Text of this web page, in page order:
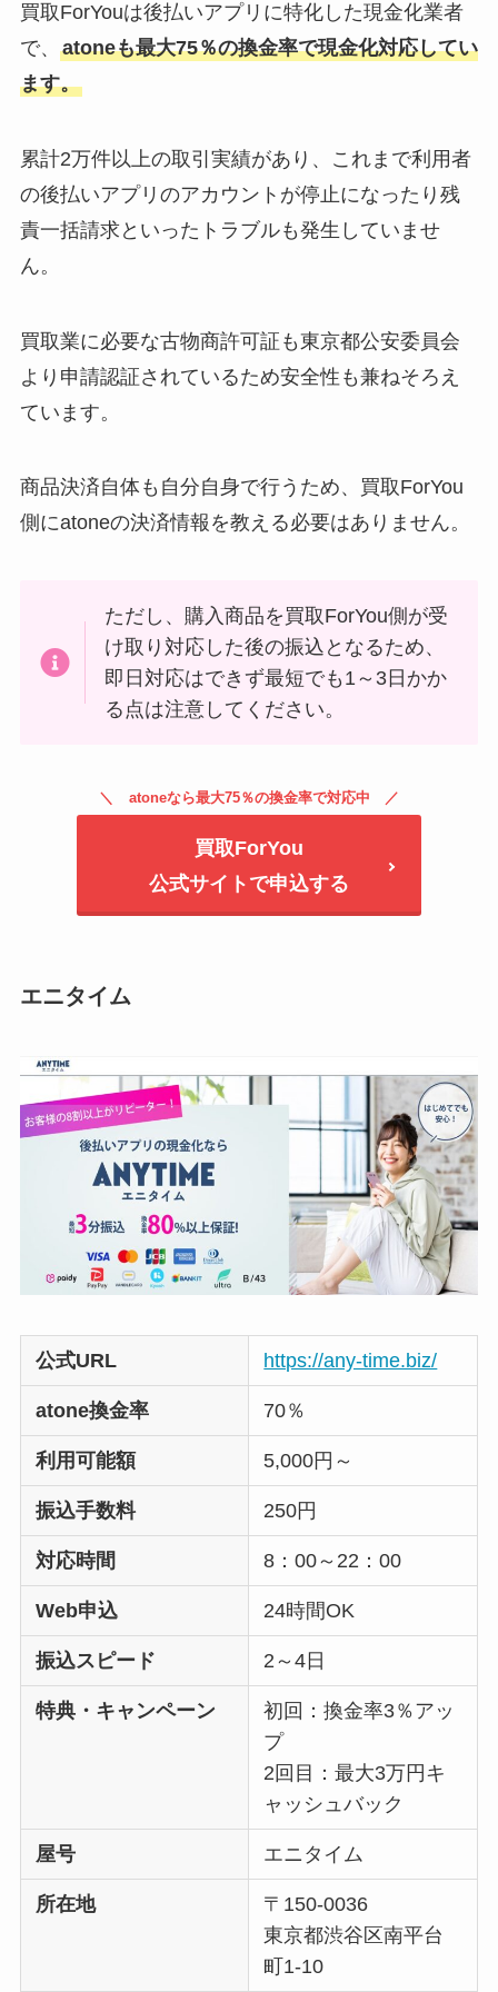
買取ForYouは後払いアプリに特化した現金化業者
で、 atoneも最大75％の換金率で現金化対応してい
ます。
累計2万件以上の取引実績があり、これまで利用者
の後払いアプリのアカウントが停止になったり残
責一括請求といったトラブルも発生していませ
ん。
買取業に必要な古物商許可証も東京都公安委員会
より申請認証されているため安全性も兼ねそろえ
ています。
商品決済自体も自分自身で行うため、買取ForYou
側にatoneの決済情報を教える必要はありません。
ただし、購入商品を買取ForYou側が受
け取り対応した後の振込となるため、
即日対応はできず最短でも1～3日かか
る点は注意してください。
atoneなら最大75％の換金率で対応中
買取ForYou
公式サイトで申込する
エニタイム
公式URL https://any-time.biz/
atone換金率 70％
利用可能額 5,000円～
振込手数料 250円
対応時間 8：00～22：00
Web申込 24時間OK
振込スピード 2～4日
特典・キャンペーン
初回：換金率3％アッ
プ
2回目：最大3万円キ
ャッシュバック
屋号 エニタイム
所在地
〒150-0036
東京都渋谷区南平台
町1-10